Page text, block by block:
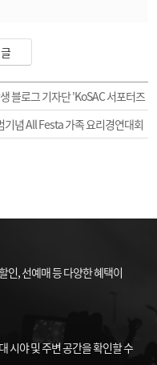
블로그 기자단 'KoSAC 서포터즈
념 All Festa 가족 요리경연대회
인, 선예매 등 다양한 혜택이
시야 및 주변 공간을 확인할 수